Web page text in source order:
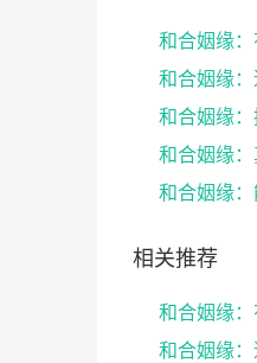
和合姻缘
和合姻缘
和合姻缘
和合姻缘
相关推荐
和合姻缘